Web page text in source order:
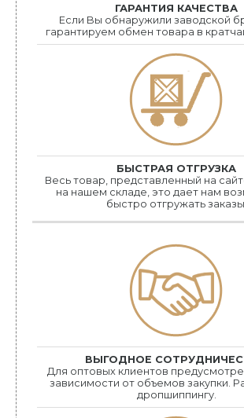
ГАРАНТИЯ КАЧЕСТВА
Если Bы обнаружили заводской
гарантируем обмен товара в
БЫСТРАЯ ОТГРУЗКА
Весь товар, представленный на
на нашем складе, это дает нам
быстро отгружать
ВЫГОДНОЕ
Для оптовых клиентов
зависимости от объемов закупки.
дропшиппингу.